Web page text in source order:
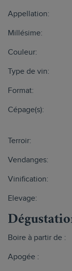
Appellation:
Millésime:
Couleur:
Type de vin:
Format:
Cépage(s):
Terroir:
Vendanges:
Vinification:
Elevage:
Boire à partir de :
Apogée :